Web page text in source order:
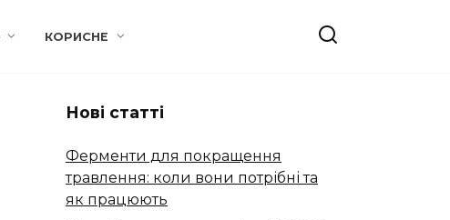
КОРИСНЕ
Нові статті
Ферменти для покращення
травлення: коли вони потрібні та
як працюють